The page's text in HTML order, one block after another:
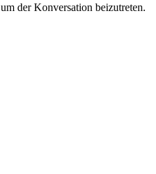
um der Konversation beizutreten.